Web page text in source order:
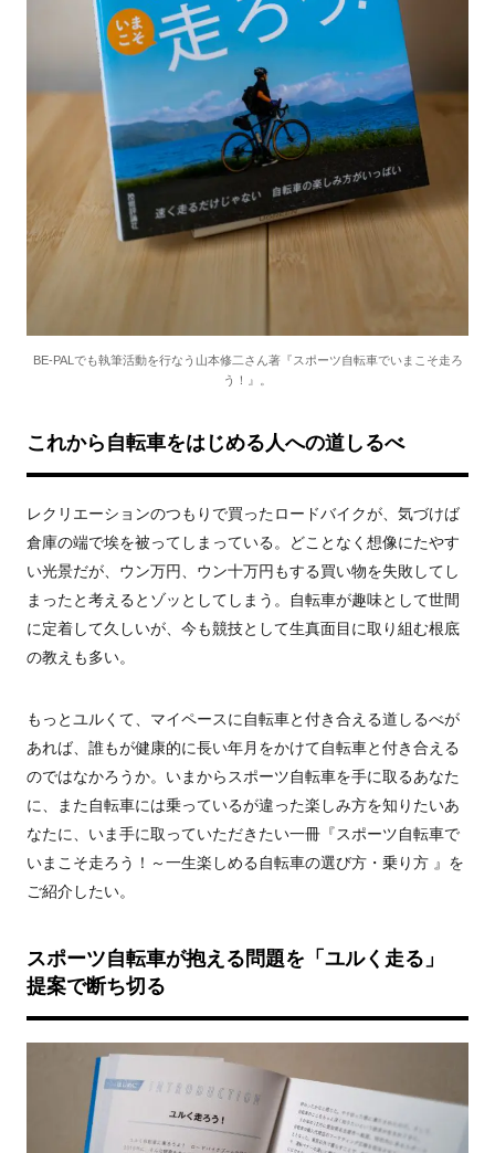
BE-PALでも執筆活動を行なう山本修二さん著『スポーツ自転車でいまこそ走ろ
う！』。
これから自転車をはじめる人への道しるべ
レクリエーションのつもりで買ったロードバイクが、気づけば
倉庫の端で埃を被ってしまっている。どことなく想像にたやす
い光景だが、ウン万円、ウン十万円もする買い物を失敗してし
まったと考えるとゾッとしてしまう。自転車が趣味として世間
に定着して久しいが、今も競技として生真面目に取り組む根底
の教えも多い。
もっとユルくて、マイペースに自転車と付き合える道しるべが
あれば、誰もが健康的に長い年月をかけて自転車と付き合える
のではなかろうか。いまからスポーツ自転車を手に取るあなた
に、また自転車には乗っているが違った楽しみ方を知りたいあ
なたに、いま手に取っていただきたい一冊『スポーツ自転車で
いまこそ走ろう！～一生楽しめる自転車の選び方・乗り方 』を
ご紹介したい。
スポーツ自転車が抱える問題を「ユルく走る」
提案で断ち切る